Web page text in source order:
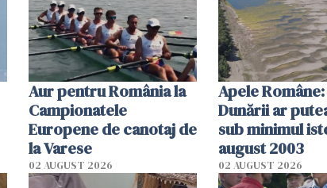
Aur pentru România la
Campionatele
Europene de canotaj de
la Varese
02 AUGUST 2026
Apele
Dunării ar
sub minimul
august 2003
02 AUGUST 2026